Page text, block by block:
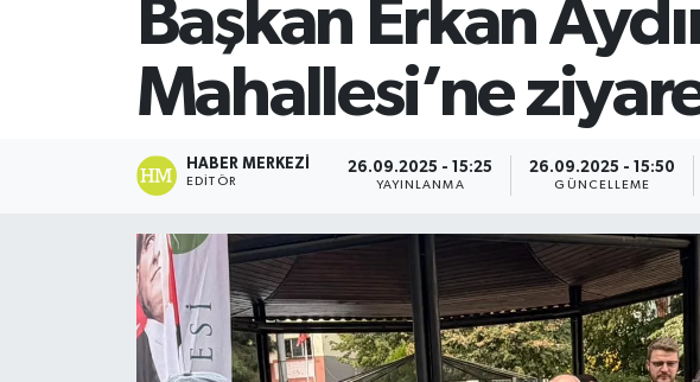
Başkan Erkan
Mahallesi’ne
HABER MERKEZI
EDITÖR
26.09.2025 - 15:25
YAYINLANMA
26.09.2025 - 15:50
GÜNCELLEME
SİYASET
Teknoloji
TRABZON